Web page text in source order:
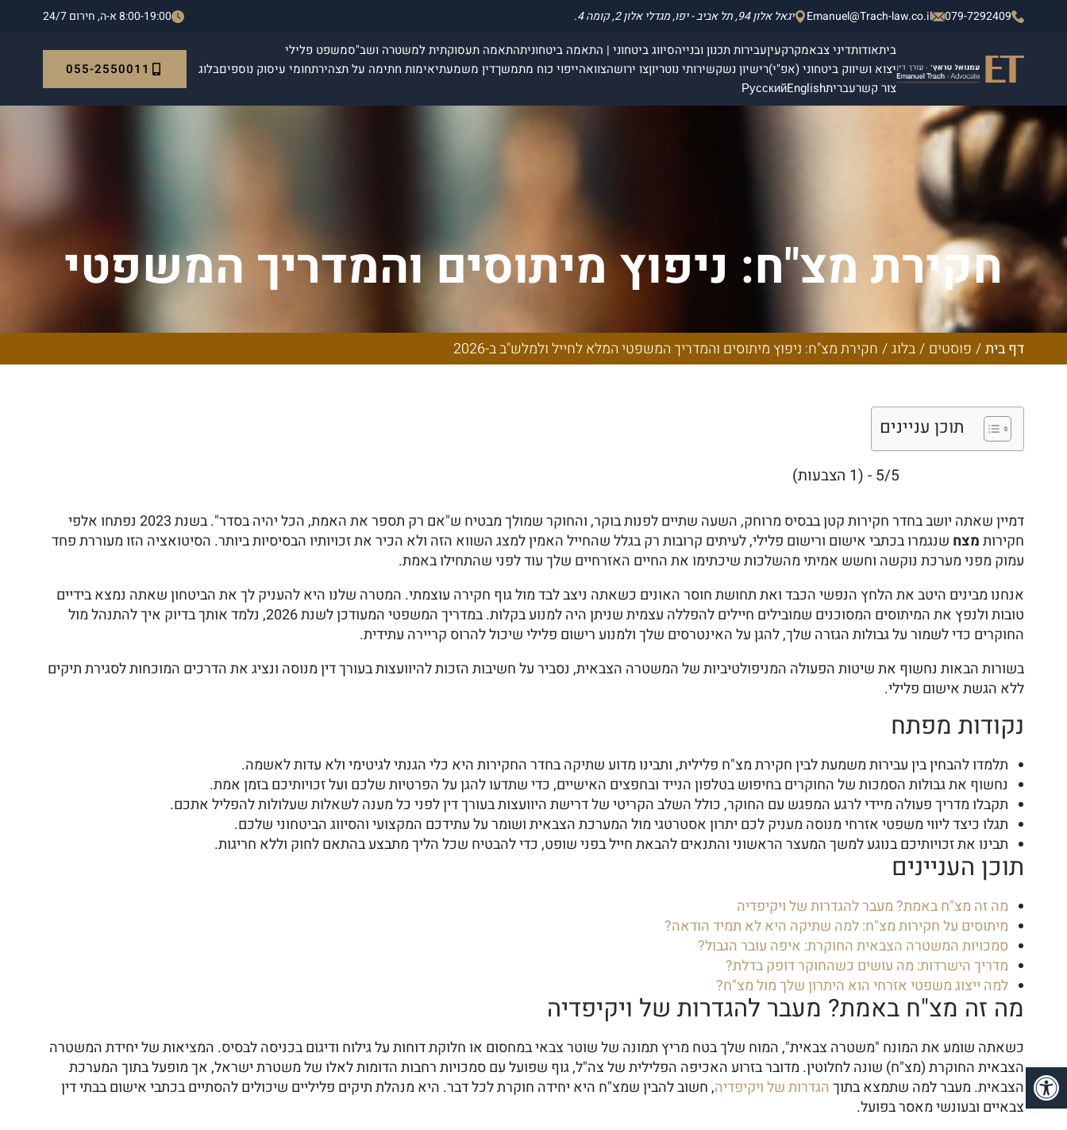
079-7292409
Emanuel@Trach-law.co.il יגאל אלון 94, תל אביב - יפו, מגדלי אלון 2, קומה 4. 8:00-19:00 א-ה, חירום 24/7
ביתאודותדיני צבאמקרקעיןעבירות תכנון ובנייהסיווג ביטחוני | התאמה ביטחוניתהתאמה תעסוקתית למשטרה ושב"סמשפט פלילי
יצוא ושיווק ביטחוני (אפ"י)רישיון נשקשירותי נוטריוןצו ירושהצוואהייפוי כוח מתמשךדין משמעתיאימות חתימה על תצהירתחומי עיסוק נוספיםבלוג
צור קשרעבריתEnglish
Русский
055-2550011
חקירת מצ"ח: ניפוץ מיתוסים והמדריך המשפטי
המלא לחייל ולמלש"ב ב-2026 דף בית/ פוסטים /בלוג/ חקירת מצ"ח: ניפוץ מיתוסים והמדריך המשפטי המלא לחייל ולמלש"ב ב-2026
תוכן עניינים
5/5 - (1 הצבעות)
דמיין שאתה יושב בחדר חקירות קטן בבסיס מרוחק, השעה שתיים לפנות בוקר, והחוקר שמולך מבטיח ש"אם רק תספר את האמת, הכל יהיה בסדר". בשנת 2023 נפתחו אלפי
חקירותמצח שנגמרו בכתבי אישום ורישום פלילי, לעיתים קרובות רק בגלל שהחייל האמין למצג השווא הזה ולא הכיר את זכויותיו הבסיסיות ביותר. הסיטואציה הזו מעוררת פחד
עמוק מפני מערכת נוקשה וחשש אמיתי מהשלכות שיכתימו את החיים האזרחיים שלך עוד לפני שהתחילו באמת.
אנחנו מבינים היטב את הלחץ הנפשי הכבד ואת תחושת חוסר האונים כשאתה ניצב לבד מול גוף חקירה עוצמתי. המטרה שלנו היא להעניק לך את הביטחון שאתה נמצא בידיים
טובות ולנפץ את המיתוסים המסוכנים שמובילים חיילים להפללה עצמית שניתן היה למנוע בקלות. במדריך המשפטי המעודכן לשנת 2026, נלמד אותך בדיוק איך להתנהל מול
החוקרים כדי לשמור על גבולות הגזרה שלך, להגן על האינטרסים שלך ולמנוע רישום פלילי שיכול להרוס קריירה עתידית.
בשורות הבאות נחשוף את שיטות הפעולה המניפולטיביות של המשטרה הצבאית, נסביר על חשיבות הזכות להיוועצות בעורך דין מנוסה ונציג את הדרכים המוכחות לסגירת תיקים
ללא הגשת אישום פלילי.
נקודות מפתח
תלמדו להבחין בין עבירות משמעת לבין חקירת מצ"ח פלילית, ותבינו מדוע שתיקה בחדר החקירות היא כלי הגנתי לגיטימי ולא עדות לאשמה.
נחשוף את גבולות הסמכות של החוקרים בחיפוש בטלפון הנייד ובחפצים האישיים, כדי שתדעו להגן על הפרטיות שלכם ועל זכויותיכם בזמן אמת.
תקבלו מדריך פעולה מיידי לרגע המפגש עם החוקר, כולל השלב הקריטי של דרישת היוועצות בעורך דין לפני כל מענה לשאלות שעלולות להפליל אתכם.
תגלו כיצד ליווי משפטי אזרחי מנוסה מעניק לכם יתרון אסטרטגי מול המערכת הצבאית ושומר על עתידכם המקצועי והסיווג הביטחוני שלכם.
תבינו את זכויותיכם בנוגע למשך המעצר הראשוני והתנאים להבאת חייל בפני שופט, כדי להבטיח שכל הליך מתבצע בהתאם לחוק וללא חריגות.
תוכן העניינים
מה זה מצ"ח באמת? מעבר להגדרות של ויקיפדיה
מיתוסים על חקירות מצ"ח: למה שתיקה היא לא תמיד הודאה?
סמכויות המשטרה הצבאית החוקרת: איפה עובר הגבול?
מדריך הישרדות: מה עושים כשהחוקר דופק בדלת?
למה ייצוג משפטי אזרחי הוא היתרון שלך מול מצ"ח?
מה זה מצ"ח באמת? מעבר להגדרות של ויקיפדיה
כשאתה שומע את המונח "משטרה צבאית", המוח שלך בטח מריץ תמונה של שוטר צבאי במחסום או חלוקת דוחות על גילוח ודיגום בכניסה לבסיס. המציאות של יחידת המשטרה
הצבאית החוקרת (מצ"ח) שונה לחלוטין. מדובר בזרוע האכיפה הפלילית של צה"ל, גוף שפועל עם סמכויות רחבות הדומות לאלו של משטרת ישראל, אך מופעל בתוך המערכת
הצבאית. מעבר למה שתמצא בתוךהגדרות של ויקיפדיה, חשוב להבין שמצ"ח היא יחידה חוקרת לכל דבר. היא מנהלת תיקים פליליים שיכולים להסתיים בכתבי אישום בבתי דין
צבאיים ובעונשי מאסר בפועל.
פתח סרגל נגישות